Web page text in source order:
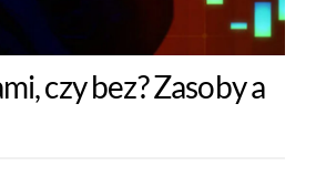
czy bez? Zasoby a